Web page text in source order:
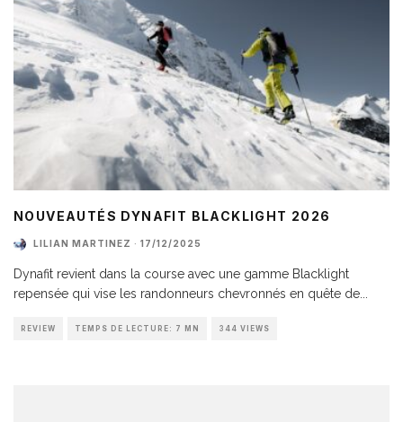
NOUVEAUTÉS DYNAFIT BLACKLIGHT 2026
LILIAN MARTINEZ · 17/12/2025
Dynafit revient dans la course avec une gamme Blacklight
repensée qui vise les randonneurs chevronnés en quête de
REVIEW TEMPS DE LECTURE: 7 MN 344 VIEWS